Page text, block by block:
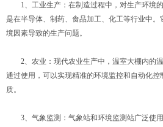
1、工业生产：在制造过程中，对生产环境的
是在半导体、制药、食品加工、化工等行业中
境因素导致的生产问题。
2、农业：现代农业生产中，温室大棚内的温
通过使用，可以实现精准的环境监控和自动化
质。
3、气象监测：气象站和环境监测站广泛使